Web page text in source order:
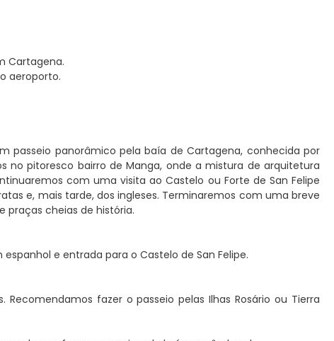
Cartagena.
aeroporto.
passeio panorâmico pela baía de Cartagena, conhecida por
no pitoresco bairro de Manga, onde a mistura de arquitetura
com uma visita ao Castelo ou Forte de San Felipe
e, mais tarde, dos ingleses. Terminaremos com uma breve
praças cheias de história.
e entrada para o Castelo de San Felipe.
fazer o passeio pelas Ilhas Rosário ou Tierra